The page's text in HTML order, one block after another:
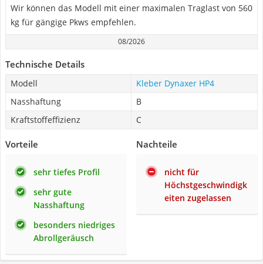
Wir können das Modell mit einer maximalen Traglast von 560
kg für gängige Pkws empfehlen.
08/2026
Technische Details
Modell
Kleber Dynaxer HP4
Nasshaftung
B
Kraftstoffeffizienz
C
Vorteile
sehr tiefes Profil
sehr gute
Nasshaftung
besonders niedriges
Abrollgeräusch
Nachteile
nicht für
Höchstgeschwindigk
eiten zugelassen